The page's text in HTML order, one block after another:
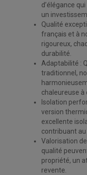
d’élégance
un
Qualité exceptionnelle : Grâce à notre savoir-faire
français et à
rigoureux,
durabilité.
Adaptabilité : Que votre intérieur soit moderne ou
traditionnel,
chaleureuse à
version
excellente
contribuant
Valorisation de votre bien : Des portes intérieures de
qualité
propriété, un
revente.